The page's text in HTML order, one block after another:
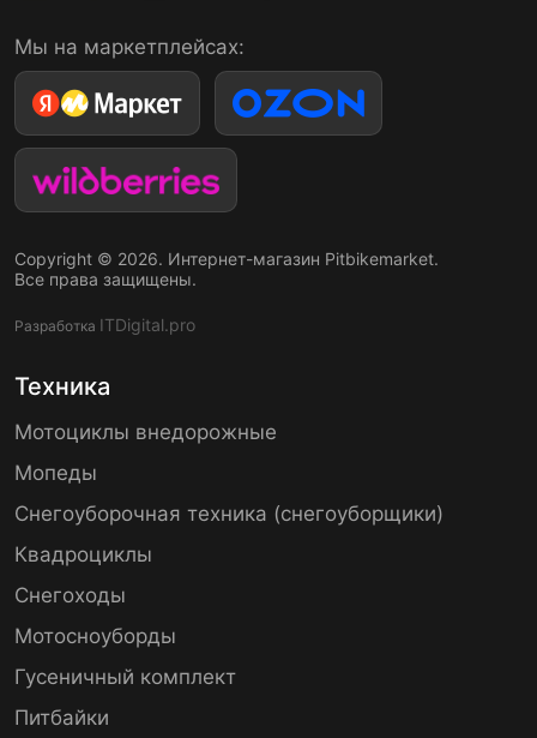
Мы на маркетплейсах:
Copyright © 2026. Интернет-магазин Pitbikemarket.
Все права защищены.
Разработка ITDigital.pro
Техника
Мотоциклы внедорожные
Мопеды
Снегоуборочная техника (снегоуборщики)
Квадроциклы
Снегоходы
Мотосноуборды
Гусеничный комплект
Питбайки